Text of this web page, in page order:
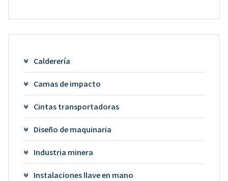
Calderería
Camas de impacto
Cintas transportadoras
Diseño de maquinaria
Industria minera
Instalaciones llave en mano